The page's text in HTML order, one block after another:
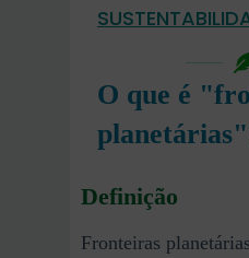
O que é
Definição
Fronteiras